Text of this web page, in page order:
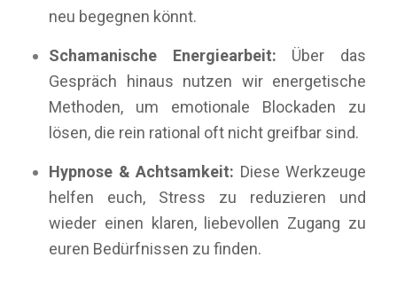
neu begegnen könnt.
Schamanische Energiearbeit: Über das
Gespräch hinaus nutzen wir energetische
Methoden, um emotionale Blockaden zu
lösen, die rein rational oft nicht greifbar sind.
Hypnose & Achtsamkeit: Diese Werkzeuge
helfen euch, Stress zu reduzieren und
wieder einen klaren, liebevollen Zugang zu
euren Bedürfnissen zu finden.